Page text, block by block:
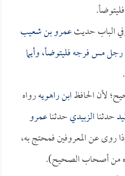
الباب حديثعمرو بن شعيب
رجل مس فرجه فليتوضأ، وأيما
لأن الحافظابن راهويهرواه
حدثناالزبيديحدثناعمرو
روى عن المعروفين فمحتج به،
من أصحاب الصحيح).